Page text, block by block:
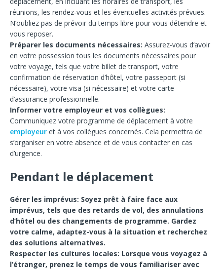
réunions, les rendez-vous et les éventuelles activités prévues.
N’oubliez pas de prévoir du temps libre pour vous détendre et
vous reposer.
Préparer les documents nécessaires: Assurez-vous d’avoir
en votre possession tous les documents nécessaires pour
votre voyage, tels que votre billet de transport, votre
confirmation de réservation d’hôtel, votre passeport (si
nécessaire), votre visa (si nécessaire) et votre carte
d’assurance professionnelle.
Informer votre employeur et vos collègues:
Communiquez votre programme de déplacement à votre
employeur et à vos collègues concernés. Cela permettra de
s’organiser en votre absence et de vous contacter en cas
d’urgence.
Pendant le déplacement
Gérer les imprévus: Soyez prêt à faire face aux
imprévus, tels que des retards de vol, des annulations
d’hôtel ou des changements de programme. Gardez
votre calme, adaptez-vous à la situation et recherchez
des solutions alternatives.
Respecter les cultures locales: Lorsque vous voyagez à
l’étranger, prenez le temps de vous familiariser avec